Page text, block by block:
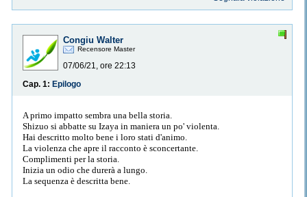
Congiu Walter
Recensore Master
07/06/21, ore 22:13
Cap. 1: Epilogo
A primo impatto sembra una bella storia.
Shizuo si abbatte su Izaya in maniera un po' violenta.
Hai descritto molto bene i loro stati d'animo.
La violenza che apre il racconto è sconcertante.
Complimenti per la storia.
Inizia un odio che durerà a lungo.
La sequenza è descritta bene.